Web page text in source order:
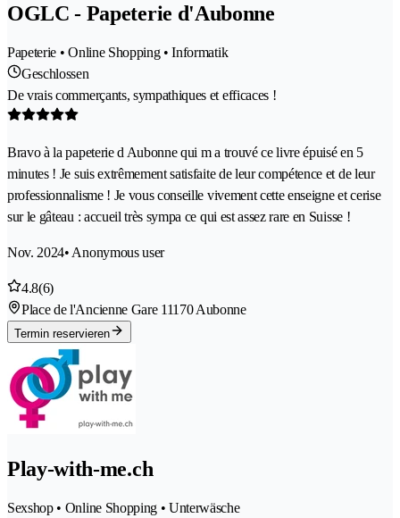
OGLC - Papeterie d'Aubonne
Papeterie • Online Shopping • Informatik
Geschlossen
De vrais commerçants, sympathiques et efficaces !
Bravo à la papeterie d Aubonne qui m a trouvé ce livre épuisé en 5
minutes ! Je suis extrêmement satisfaite de leur compétence et de leur
professionnalisme ! Je vous conseille vivement cette enseigne et cerise
sur le gâteau : accueil très sympa ce qui est assez rare en Suisse !
Nov. 2024• Anonymous user
4.8(6)
Place de l'Ancienne Gare 11170 Aubonne
Termin reservieren
Play-with-me.ch
Sexshop • Online Shopping • Unterwäsche